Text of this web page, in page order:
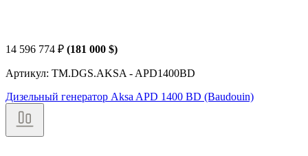
14 596 774 ₽ (181 000 $)
Артикул: TM.DGS.AKSA - APD1400BD
Дизельный генератор Aksa APD 1400 BD (Baudouin)